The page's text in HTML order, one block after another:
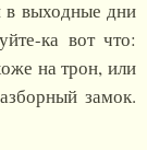
в выходные дни
ка вот что:
на трон, или
замок.